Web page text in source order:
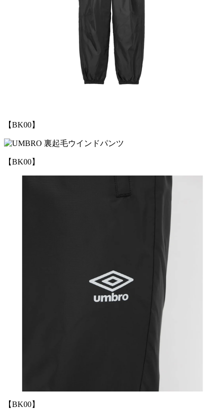
【BK00】
【BK00】
【BK00】